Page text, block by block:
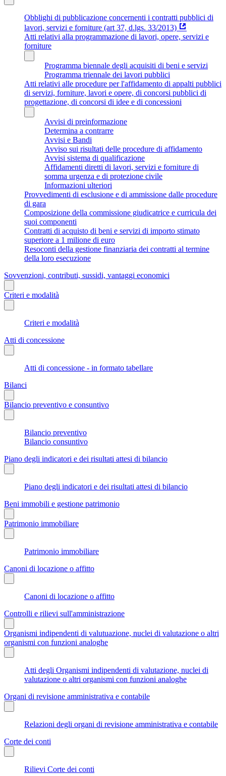
Obblighi di pubblicazione concernenti i contratti pubblici di
lavori, servizi e forniture (art 37, d.lgs. 33/2013)
Atti relativi alla programmazione di lavori, opere, servizi e
forniture
Programma biennale degli acquisiti di beni e servizi
Programma triennale dei lavori pubblici
Atti relativi alle procedure per l'affidamento di appalti pubblici
di servizi, forniture, lavori e opere, di concorsi pubblici di
progettazione, di concorsi di idee e di concessioni
Avvisi di preinformazione
Determina a contrarre
Avvisi e Bandi
Avviso sui risultati delle procedure di affidamento
Avvisi sistema di qualificazione
Affidamenti diretti di lavori, servizi e forniture di
somma urgenza e di protezione civile
Informazioni ulteriori
Provvedimenti di esclusione e di ammissione dalle procedure
di gara
Composizione della commissione giudicatrice e curricula dei
suoi componenti
Contratti di acquisto di beni e servizi di importo stimato
superiore a 1 milione di euro
Resoconti della gestione finanziaria dei contratti al termine
della loro esecuzione
Sovvenzioni, contributi, sussidi, vantaggi economici
Criteri e modalità
Criteri e modalità
Atti di concessione
Atti di concessione - in formato tabellare
Bilanci
Bilancio preventivo e consuntivo
Bilancio preventivo
Bilancio consuntivo
Piano degli indicatori e dei risultati attesi di bilancio
Piano degli indicatori e dei risultati attesi di bilancio
Beni immobili e gestione patrimonio
Patrimonio immobiliare
Patrimonio immobiliare
Canoni di locazione o affitto
Canoni di locazione o affitto
Controlli e rilievi sull'amministrazione
Organismi indipendenti di valutuazione, nuclei di valutazione o altri
organismi con funzioni analoghe
Atti degli Organismi indipendenti di valutazione, nuclei di
valutazione o altri organismi con funzioni analoghe
Organi di revisione amministrativa e contabile
Relazioni degli organi di revisione amministrativa e contabile
Corte dei conti
Rilievi Corte dei conti